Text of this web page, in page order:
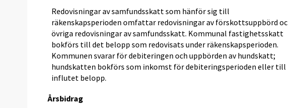
Redovisningar av samfundsskatt som hänför sig till
räkenskapsperioden omfattar redovisningar av förskottsuppbörd
övriga redovisningar av samfundsskatt. Kommunal fastighetsskatt
bokförs till det belopp som redovisats under räkenskapsperioden.
Kommunen svarar för debiteringen och uppbörden av hundskatt;
hundskatten bokförs som inkomst för debiteringsperioden eller till
influtet belopp.
Årsbidrag